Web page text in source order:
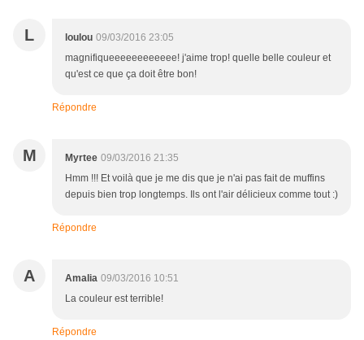
L loulou 09/03/2016 23:05
magnifiqueeeeeeeeeeee! j'aime trop! quelle belle couleur et
qu'est ce que ça doit être bon!
Répondre
M Myrtee 09/03/2016 21:35
Hmm !!! Et voilà que je me dis que je n'ai pas fait de muffins
depuis bien trop longtemps. Ils ont l'air délicieux comme tout :)
Répondre
A Amalia 09/03/2016 10:51
La couleur est terrible!
Répondre